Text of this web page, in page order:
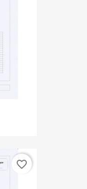
favorite_border